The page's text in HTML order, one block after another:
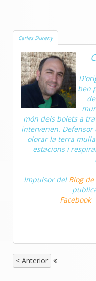
Carles Siureny
ben
món dels bolets a
intervenen.
olorar la terra
estacions i
Impulsor del Blog
Facebook
< Anterior